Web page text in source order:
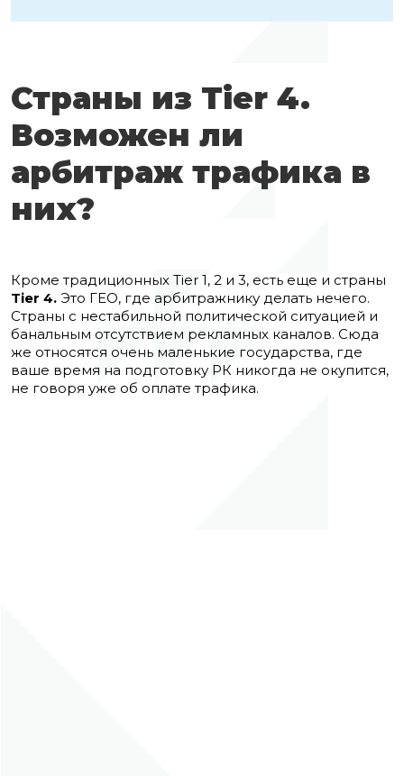
Страны из Tier 4.
Возможен ли
арбитраж трафика в
них?
Кроме традиционных Tier 1, 2 и 3, есть еще и страны
Tier 4. Это ГЕО, где арбитражнику делать нечего.
Страны с нестабильной политической ситуацией и
банальным отсутствием рекламных каналов. Сюда
же относятся очень маленькие государства, где
ваше время на подготовку РК никогда не окупится,
не говоря уже об оплате трафика.